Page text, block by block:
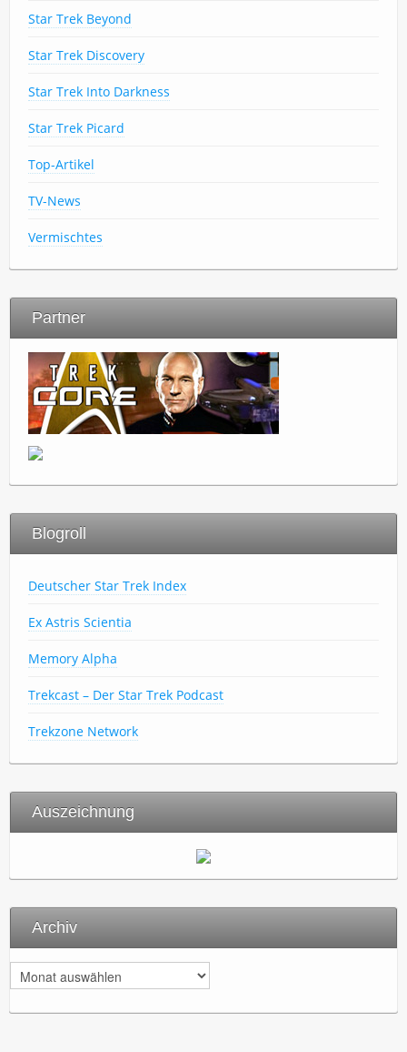
Star Trek Beyond
Star Trek Discovery
Star Trek Into Darkness
Star Trek Picard
Top-Artikel
TV-News
Vermischtes
Partner
Blogroll
Deutscher Star Trek Index
Ex Astris Scientia
Memory Alpha
Trekcast – Der Star Trek Podcast
Trekzone Network
Auszeichnung
Archiv
r